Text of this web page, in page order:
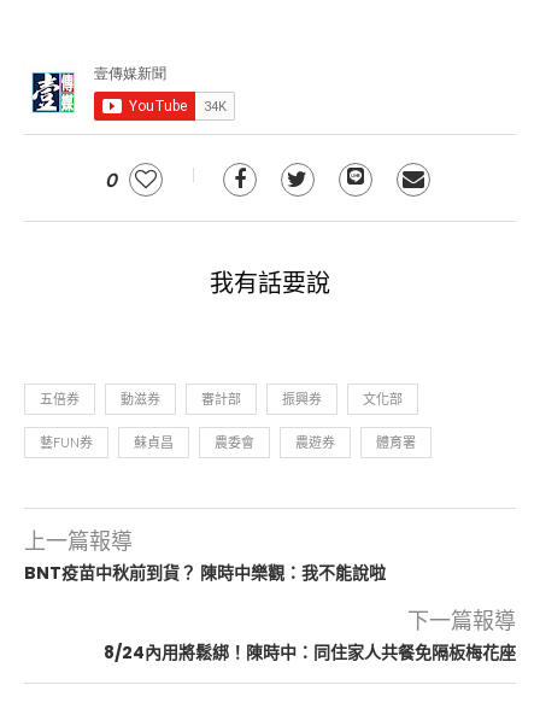
0
我有話要說
五倍券 動滋券 審計部 振興券 文化部
藝FUN券 蘇貞昌 農委會 農遊券 體育署
上一篇報導
BNT疫苗中秋前到貨？ 陳時中樂觀：我不能說啦
下一篇報導
8/24內用將鬆綁！陳時中：同住家人共餐免隔板梅花座